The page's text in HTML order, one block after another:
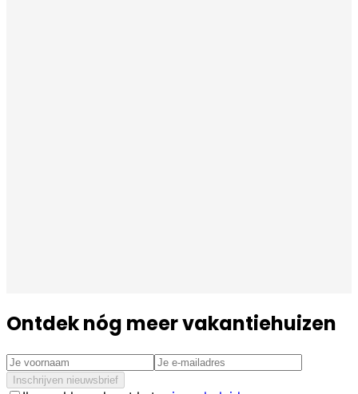
Ontdek nóg meer vakantiehuizen
Inschrijven nieuwsbrief